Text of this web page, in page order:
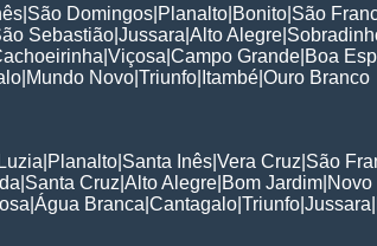
São Domingos Planalto Bonito São
Sebastião Jussara Alto Alegre
Viçosa Campo Grande Boa
Mundo Novo Triunfo Itambé Ouro Branco
Planalto Santa Inês Vera Cruz São
Santa Cruz Alto Alegre Bom Jardim
Água Branca Cantagalo Triunfo Jussara